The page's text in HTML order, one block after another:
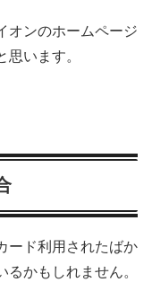
オンのホームページ
います。
ード利用されたばか
かもしれません。